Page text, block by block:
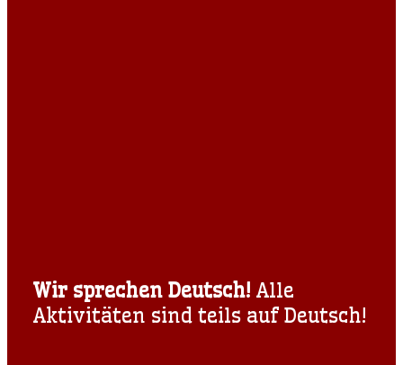
Wir sprechen Deutsch! Alle
Aktivitäten sind teils auf Deutsch!